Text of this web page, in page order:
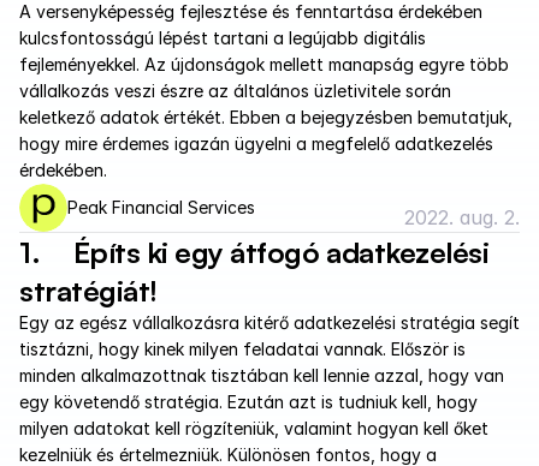
A versenyképesség fejlesztése és fenntartása érdekében
kulcsfontosságú lépést tartani a legújabb digitális
fejleményekkel. Az újdonságok mellett manapság egyre több
vállalkozás veszi észre az általános üzletivitele során
keletkező adatok értékét. Ebben a bejegyzésben bemutatjuk,
hogy mire érdemes igazán ügyelni a megfelelő adatkezelés
érdekében.
Peak Financial Services
2022. aug. 2.
1.     Építs ki egy átfogó adatkezelési
stratégiát!
Egy az egész vállalkozásra kitérő adatkezelési stratégia segít
tisztázni, hogy kinek milyen feladatai vannak. Először is
minden alkalmazottnak tisztában kell lennie azzal, hogy van
egy követendő stratégia. Ezután azt is tudniuk kell, hogy
milyen adatokat kell rögzíteniük, valamint hogyan kell őket
kezelniük és értelmezniük. Különösen fontos, hogy a